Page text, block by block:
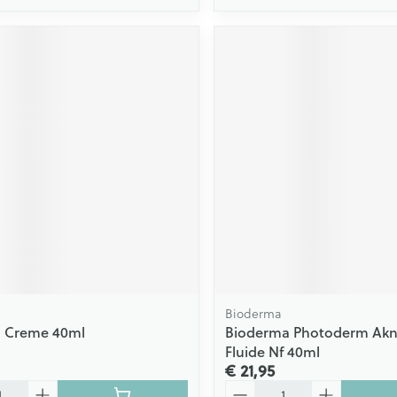
40ml
Bioderma
Bioderma Photoderm
Fluide Nf 40ml
€ 21,95